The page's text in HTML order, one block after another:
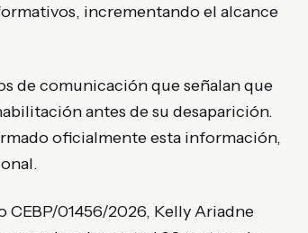
incrementando el alcance
de comunicación que señalan que
antes de su desaparición.
oficialmente esta información,
01456/2026, Kelly Ariadne